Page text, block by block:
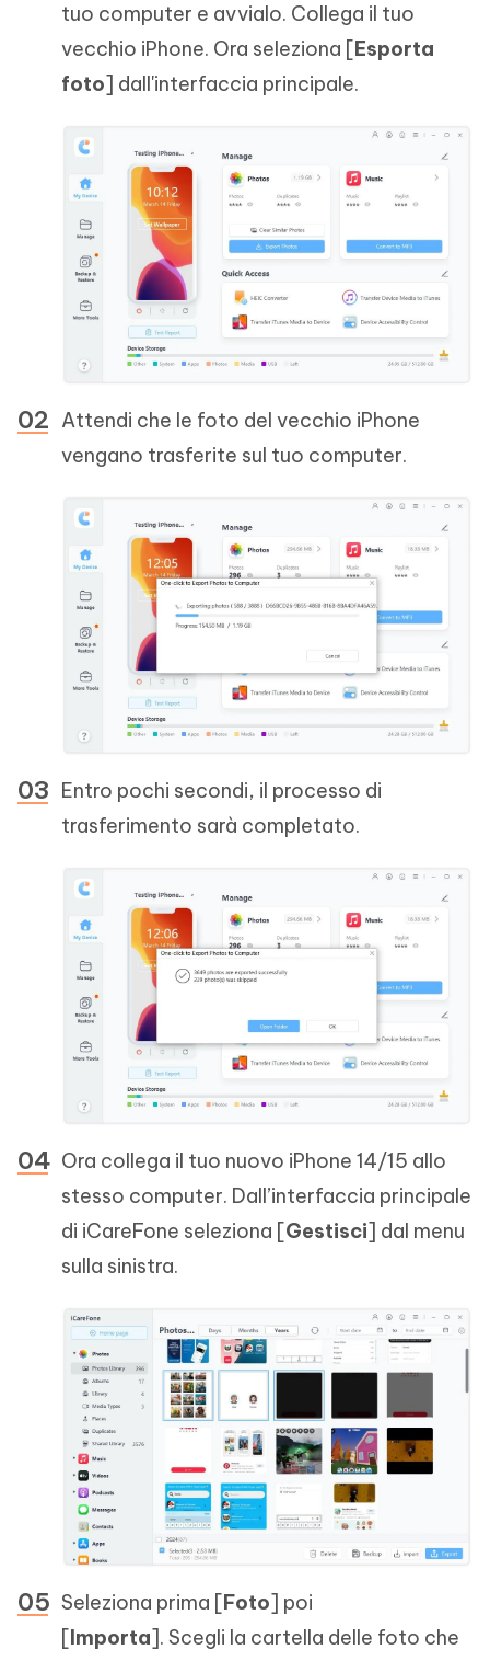
tuo computer e avvialo. Collega il tuo
vecchio iPhone. Ora seleziona [Esporta
foto] dall'interfaccia principale.
Attendi che le foto del vecchio iPhone
vengano trasferite sul tuo computer.
Entro pochi secondi, il processo di
trasferimento sarà completato.
Ora collega il tuo nuovo iPhone 14/15 allo
stesso computer. Dall’interfaccia principale
di iCareFone seleziona [Gestisci] dal menu
sulla sinistra.
Seleziona prima [Foto] poi
[Importa]. Scegli la cartella delle foto che